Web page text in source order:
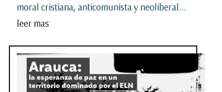
moral cristiana, anticomunista y neoliberal...
leer mas